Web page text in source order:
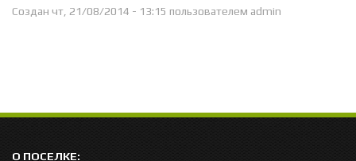
Создан чт, 21/08/2014 - 13:15 пользователем admin
О ПОСЕЛКЕ: